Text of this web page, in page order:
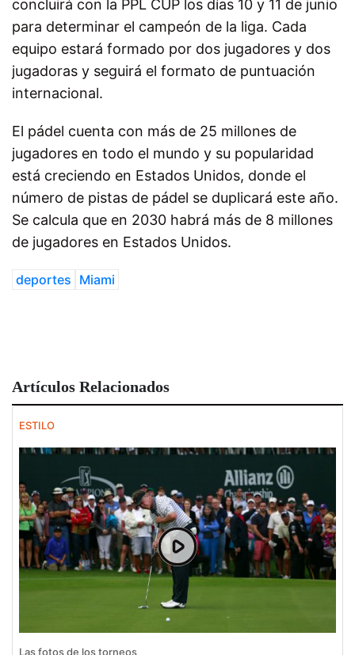
concluirá con la PPL CUP los días 10 y 11 de junio
para determinar el campeón de la liga. Cada
equipo estará formado por dos jugadores y dos
jugadoras y seguirá el formato de puntuación
internacional.
El pádel cuenta con más de 25 millones de
jugadores en todo el mundo y su popularidad
está creciendo en Estados Unidos, donde el
número de pistas de pádel se duplicará este año.
Se calcula que en 2030 habrá más de 8 millones
de jugadores en Estados Unidos.
deportes Miami
Artículos Relacionados
ESTILO
Las fotos de los torneos